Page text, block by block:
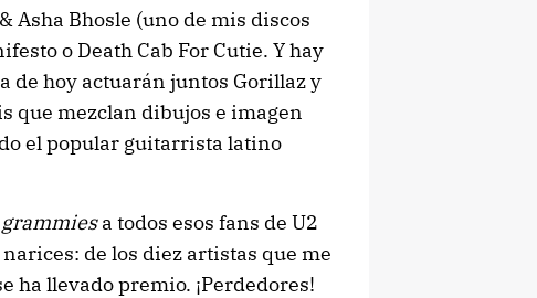
Asha Bhosle (uno de mis discos
o Death Cab For Cutie. Y hay
de hoy actuarán juntos Gorillaz y
que mezclan dibujos e imagen
el popular guitarrista latino
grammiesa todos esos fans de U2
de los diez artistas que me
ha llevado premio. ¡Perdedores!